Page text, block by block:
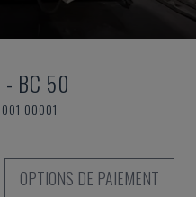
- BC 50
00001
OPTIONS DE PAIEMENT